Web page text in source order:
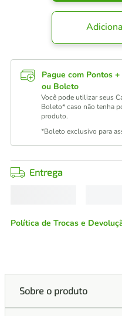
Pague com Pontos
ou Boleto
Você pode utilizar seus
Boleto* caso não tenha
produto.
*Boleto exclusivo para
Entrega
Política de Trocas e
Sobre o produto